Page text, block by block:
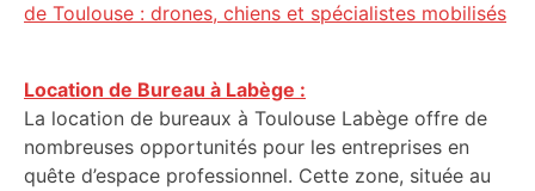
de Toulouse : drones, chiens et spécialistes mobilisés
Location de Bureau à Labège :
La location de bureaux à Toulouse Labège offre de
nombreuses opportunités pour les entreprises en
quête d’espace professionnel. Cette zone, située au